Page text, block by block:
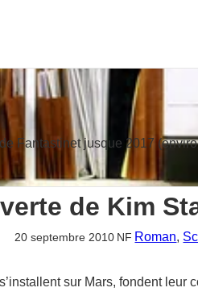
Fantastinet jusque 2017
de Kim
20 septembre 2010 NF Roman,
sur Mars, fondent